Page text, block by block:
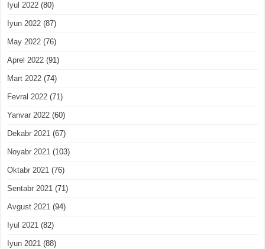
Iyul 2022 (80)
Iyun 2022 (87)
May 2022 (76)
Aprel 2022 (91)
Mart 2022 (74)
Fevral 2022 (71)
Yanvar 2022 (60)
Dekabr 2021 (67)
Noyabr 2021 (103)
Oktabr 2021 (76)
Sentabr 2021 (71)
Avgust 2021 (94)
Iyul 2021 (82)
Iyun 2021 (88)